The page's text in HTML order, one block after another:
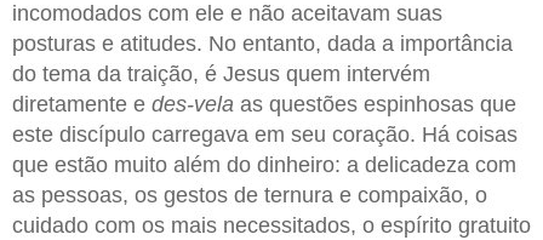
incomodados com ele e não aceitavam suas
posturas e atitudes. No entanto, dada a importância
do tema da traição, é Jesus quem intervém
diretamente e des-vela as questões espinhosas que
este discípulo carregava em seu coração. Há coisas
que estão muito além do dinheiro: a delicadeza com
as pessoas, os gestos de ternura e compaixão, o
cuidado com os mais necessitados, o espírito gratuito